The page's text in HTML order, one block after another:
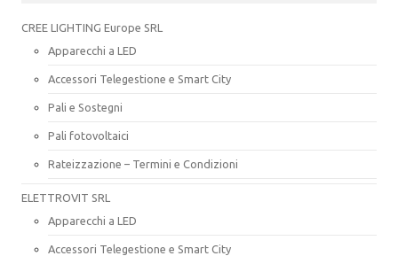
CREE LIGHTING Europe SRL
Apparecchi a LED
Accessori Telegestione e Smart City
Pali e Sostegni
Pali fotovoltaici
Rateizzazione – Termini e Condizioni
ELETTROVIT SRL
Apparecchi a LED
Accessori Telegestione e Smart City